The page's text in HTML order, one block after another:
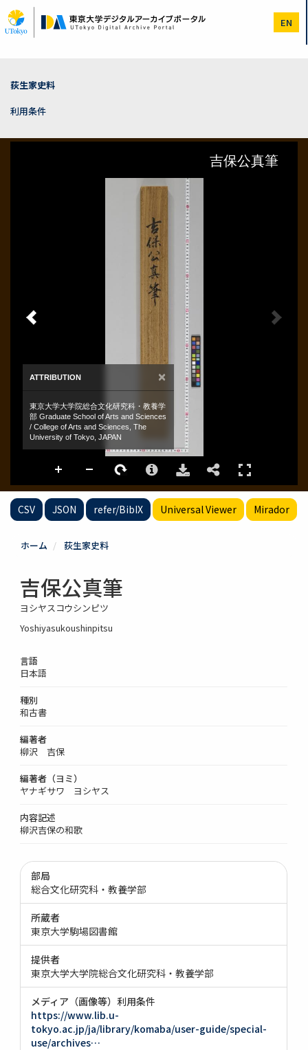
イ
ン
EN
荻生家史料
利用条件
CSV JSON refer/BibIX Universal Viewer Mirador
ホーム 荻生家史料
吉保公真筆
ヨシヤスコウシンピツ
Yoshiyasukoushinpitsu
言語
日本語
種別
和古書
編著者
柳沢 吉保
編著者（ヨミ）
ヤナギサワ ヨシヤス
内容記述
柳沢吉保の和歌
部局
総合文化研究科・教養学部
所蔵者
東京大学駒場図書館
提供者
東京大学大学院総合文化研究科・教養学部
メディア（画像等）利用条件
https://www.lib.u-
tokyo.ac.jp/ja/library/komaba/user-guide/special-
use/archives…